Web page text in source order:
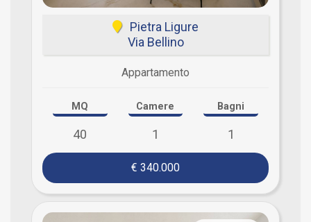
Pietra Ligure
Via Bellino
Appartamento
MQ
40
Camere
1
Bagni
1
€ 340.000